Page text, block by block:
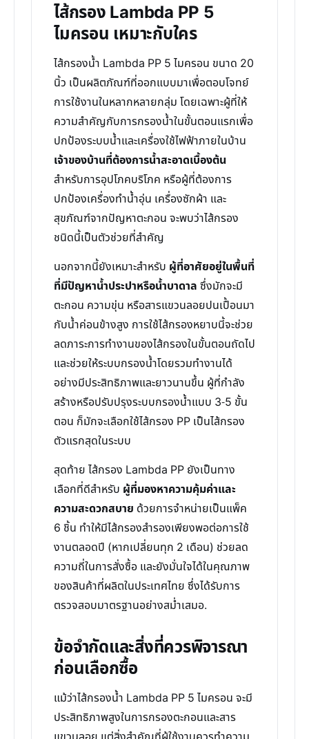
ไส้กรอง Lambda PP 5
ไมครอน เหมาะกับใคร
ไส้กรองน้ำ Lambda PP 5 ไมครอน ขนาด 20
นิ้ว เป็นผลิตภัณฑ์ที่ออกแบบมาเพื่อตอบโจทย์
การใช้งานในหลากหลายกลุ่ม โดยเฉพาะผู้ที่ให้
ความสำคัญกับการกรองน้ำในขั้นตอนแรกเพื่อ
ปกป้องระบบน้ำและเครื่องใช้ไฟฟ้าภายในบ้าน
เจ้าของบ้านที่ต้องการน้ำสะอาดเบื้องต้น
สำหรับการอุปโภคบริโภค หรือผู้ที่ต้องการ
ปกป้องเครื่องทำน้ำอุ่น เครื่องซักผ้า และ
สุขภัณฑ์จากปัญหาตะกอน จะพบว่าไส้กรอง
ชนิดนี้เป็นตัวช่วยที่สำคัญ
นอกจากนี้ยังเหมาะสำหรับ ผู้ที่อาศัยอยู่ในพื้นที่
ที่มีปัญหาน้ำประปาหรือน้ำบาดาล ซึ่งมักจะมี
ตะกอน ความขุ่น หรือสารแขวนลอยปนเปื้อนมา
กับน้ำค่อนข้างสูง การใช้ไส้กรองหยาบนี้จะช่วย
ลดภาระการทำงานของไส้กรองในขั้นตอนถัดไป
และช่วยให้ระบบกรองน้ำโดยรวมทำงานได้
อย่างมีประสิทธิภาพและยาวนานขึ้น ผู้ที่กำลัง
สร้างหรือปรับปรุงระบบกรองน้ำแบบ 3-5 ขั้น
ตอน ก็มักจะเลือกใช้ไส้กรอง PP เป็นไส้กรอง
ตัวแรกสุดในระบบ
สุดท้าย ไส้กรอง Lambda PP ยังเป็นทาง
เลือกที่ดีสำหรับ ผู้ที่มองหาความคุ้มค่าและ
ความสะดวกสบาย ด้วยการจำหน่ายเป็นแพ็ค
6 ชิ้น ทำให้มีไส้กรองสำรองเพียงพอต่อการใช้
งานตลอดปี (หากเปลี่ยนทุก 2 เดือน) ช่วยลด
ความถี่ในการสั่งซื้อ และยังมั่นใจได้ในคุณภาพ
ของสินค้าที่ผลิตในประเทศไทย ซึ่งได้รับการ
ตรวจสอบมาตรฐานอย่างสม่ำเสมอ.
ข้อจำกัดและสิ่งที่ควรพิจารณา
ก่อนเลือกซื้อ
แม้ว่าไส้กรองน้ำ Lambda PP 5 ไมครอน จะมี
ประสิทธิภาพสูงในการกรองตะกอนและสาร